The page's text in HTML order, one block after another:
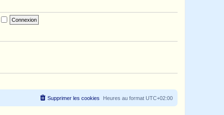
m
g
n
e
d
e
s
e
Heures au format UTC+02:00
Supprimer les cookies